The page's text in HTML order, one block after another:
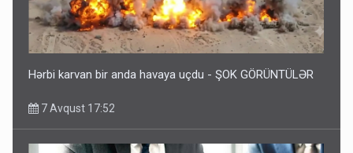
Hərbi karvan bir anda havaya uçdu - ŞOK GÖRÜNTÜLƏR
7 Avqust 17:52